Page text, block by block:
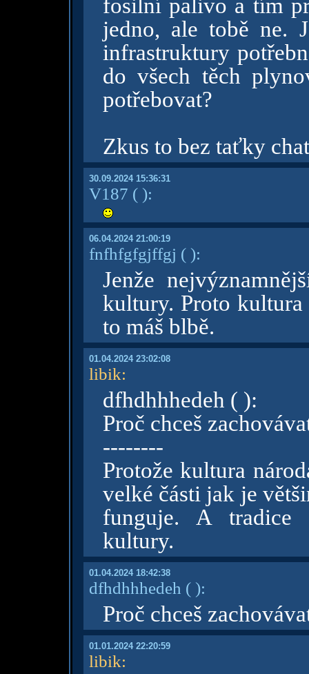
fosilní palivo a tím
jedno, ale tobě ne.
infrastruktury
do všech těch
potřebovat?
Zkus to bez taťky
30.09.2024 15:36:31
V187 ( ):
06.04.2024 21:00:19
fnfhfgfgjffgj ( ):
Jenže
kultury. Proto kultura
to máš blbě.
01.04.2024 23:02:08
libik:
dfhdhhhedeh ( ):
Proč chceš
--------
Protože kultura
velké části jak je
funguje. A tradice
kultury.
01.04.2024 18:42:38
dfhdhhhedeh ( ):
Proč chceš
01.01.2024 22:20:59
libik: